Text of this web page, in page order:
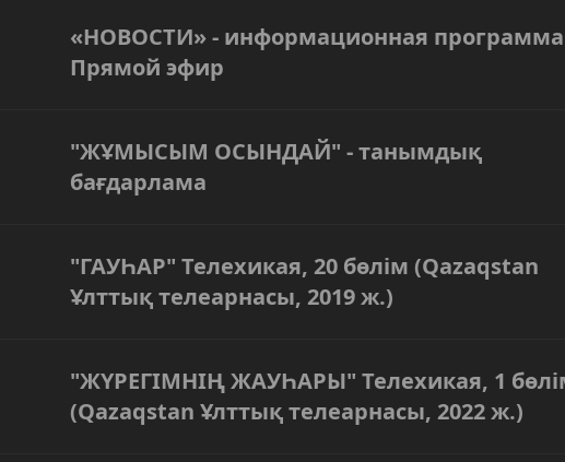
«НОВОСТИ» - информационная
Прямой эфир
"ЖҰМЫСЫМ ОСЫНДАЙ" - танымдық
бағдарлама
"ГАУҺАР" Телехикая, 20 бөлім (Qazaqstan
Ұлттық телеарнасы, 2019 ж.)
"ЖҮРЕГІМНІҢ ЖАУҺАРЫ" Телехикая, 1
(Qazaqstan Ұлттық телеарнасы, 2022 ж.)